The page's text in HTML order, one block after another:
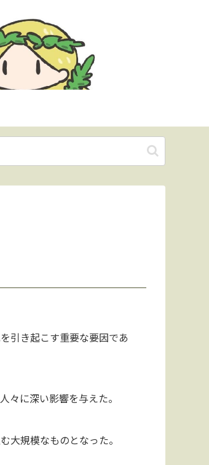
引き起こす重要な要因であ
々に深い影響を与えた。
大規模なものとなった。